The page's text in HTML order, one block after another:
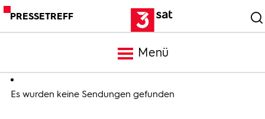
PRESSETREFF
Menü
Meldungen
Es wurden keine Sendungen gefunden